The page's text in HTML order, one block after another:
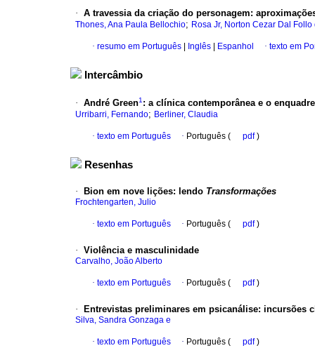
· A travessia da criação do personagem:
Thones, Ana Paula Bellochio; Rosa Jr, Norton Cezar Dal Follo
· resumo em Português Inglês Espanhol · texto em
Intercâmbio
· André Green1: a clínica contemporânea e o
Urribarri, Fernando; Berliner, Claudia
· texto em Português · Português ( pdf)
Resenhas
· Bion em nove lições: lendo Transformações
Frochtengarten, Julio
· texto em Português · Português ( pdf)
· Violência e masculinidade
Carvalho, João Alberto
· texto em Português · Português ( pdf)
· Entrevistas preliminares em psicanálise: incursões
Silva, Sandra Gonzaga e
· texto em Português · Português ( pdf)